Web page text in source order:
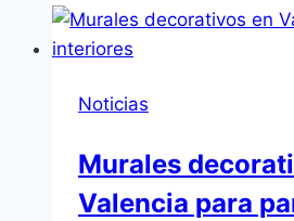
Noticias
Murales
Valencia para